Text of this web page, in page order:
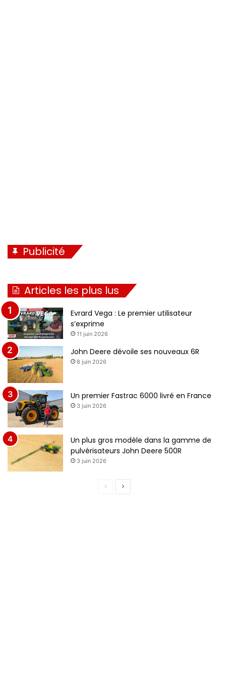
Publicité
Articles les plus lus
Evrard Vega : Le premier utilisateur
s’exprime
11 juin 2026
John Deere dévoile ses nouveaux 6R
8 juin 2026
Un premier Fastrac 6000 livré en France
3 juin 2026
Un plus gros modèle dans la gamme de
pulvérisateurs John Deere 500R
3 juin 2026
Page
Page